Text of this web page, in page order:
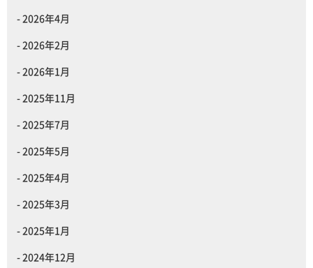
2026年4月
2026年2月
2026年1月
2025年11月
2025年7月
2025年5月
2025年4月
2025年3月
2025年1月
2024年12月